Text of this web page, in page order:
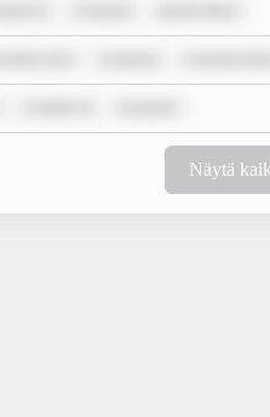
Näytä